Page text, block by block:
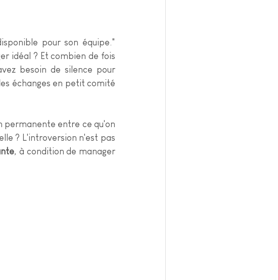
pour son équipe."
idéal ? Et combien de fois
besoin de silence pour
échanges en petit comité
permanente entre ce qu'on
? L'introversion n'est pas
, à condition de manager